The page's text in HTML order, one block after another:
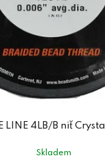
LINE 4LB/B niť Crystal
Skladem